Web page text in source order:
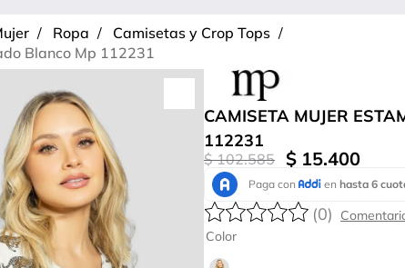
Ropa
Camisetas y Crop Tops
Blanco Mp 112231
CAMISETA MUJER
112231
$ 102.585 $ 15.400
(0)
Color
blusas
vestido
panties